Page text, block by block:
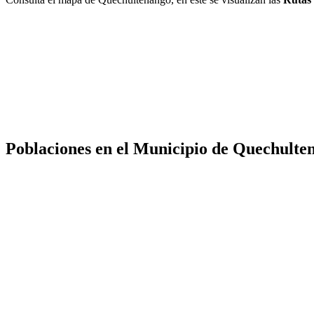
Poblaciones en el Municipio de